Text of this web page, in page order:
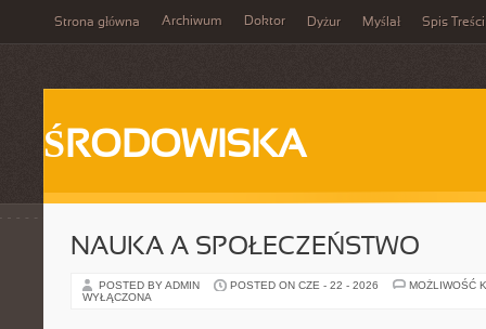
Strona główna Archiwum Doktor Dyżur Myślał Spis Treści
ŚRODOWISKA
NAUKA A SPOŁECZEŃSTWO
POSTED BY ADMIN POSTED ON CZE - 22 - 2026
MOŻLIWOŚĆ
WYŁĄCZONA